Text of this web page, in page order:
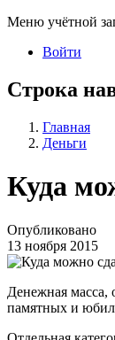
Меню учётной
Войти
Строка
Главная
Деньги
Куда
Опубликовано
13 ноября 2015
Денежная масса,
памятных и